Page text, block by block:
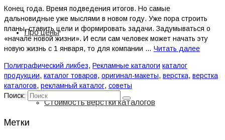
Про цены
Стоимость верстки каталогов
Конец года. Время подведения итогов. Но самые
дальновидные уже мыслями в новом году. Уже пора строить
планы, ставить цели и формировать задачи. Задумываться о
«начале новой жизни». И если сам человек может начать эту
новую жизнь с 1 января, то для компании … Читать далее
Полиграфический ликбез, Рекламные каталоги каталог
продукции, каталог товаров, оригинал-макеты, верстка, верстка
каталогов, рекламный каталог, советы
Поиск:
Метки